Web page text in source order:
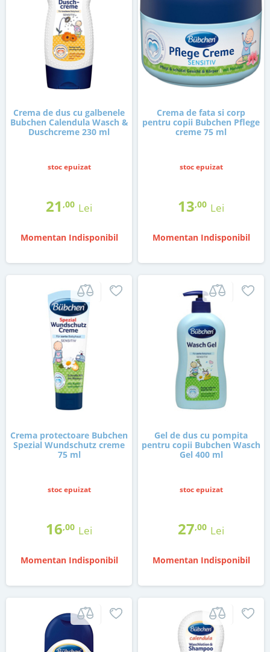
Crema de dus cu galbenele
Bubchen Calendula Wasch &
Duschcreme 230 ml
stoc epuizat
21 ,00 Lei
Momentan Indisponibil
Crema de fata si corp
pentru copii Bubchen Pflege
creme 75 ml
stoc epuizat
13,00 Lei
Momentan Indisponibil
Crema protectoare Bubchen
Spezial Wundschutz creme
75 ml
stoc epuizat
16,00 Lei
Momentan Indisponibil
Gel de dus cu pompita
pentru copii Bubchen Wasch
Gel 400 ml
stoc epuizat
27,00 Lei
Momentan Indisponibil